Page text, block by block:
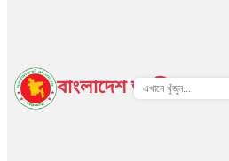
বাংলাদেশ জাতীয় তথ্য